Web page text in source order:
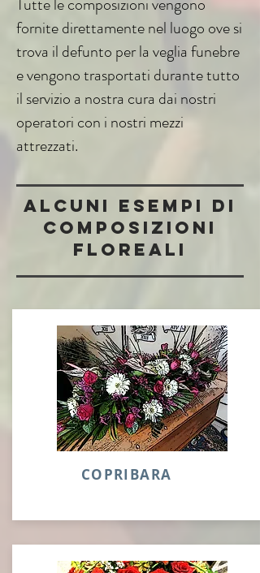
fornite direttamente nel luogo ove si
trova il defunto per la veglia funebre
e vengono trasportati durante tutto
il servizio a nostra cura dai nostri
operatori con i nostri mezzi
attrezzati.
alcuni esempi di
composizioni
floreali
COPRIBARA